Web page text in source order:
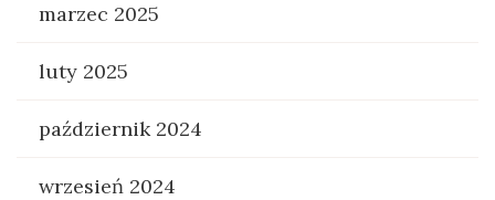
marzec 2025
luty 2025
październik 2024
wrzesień 2024